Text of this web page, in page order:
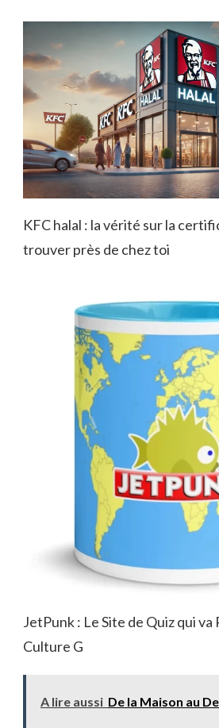
KFC halal : la vérité sur la
trouver près de chez toi
JetPunk : Le Site de Quiz qui
Culture G
A lire aussi De la Maison au